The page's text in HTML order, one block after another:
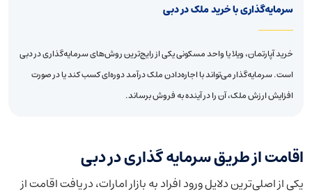
سرمایه‌گذاری با خرید ملک در دبی
خرید آپارتمان، ویلا یا واحد مسکونی یکی از رایج‌ترین روش‌های سرمایه‌گذاری در دبی
است. سرمایه‌گذار می‌تواند با اجاره‌دادن ملک درآمد دوره‌ای کسب کند یا در صورت
افزایش ارزش ملک، آن را در آینده به فروش برساند.
اقامت از طریق سرمایه گذاری در دبی
یکی از اصلی‌ترین دلایل ورود افراد به بازار امارات، دریافت اقامت از